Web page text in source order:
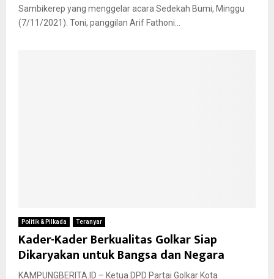
Sambikerep yang menggelar acara Sedekah Bumi, Minggu
(7/11/2021). Toni, panggilan Arif Fathoni...
Politik & Pilkada Teranyar
Kader-Kader Berkualitas Golkar Siap
Dikaryakan untuk Bangsa dan Negara
KAMPUNGBERITA.ID – Ketua DPD Partai Golkar Kota